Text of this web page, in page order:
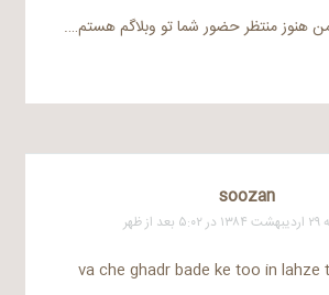
هنوز منتظر حضور شما تو وبلاگم هستم….
soozan
va che ghadr bade ke too in